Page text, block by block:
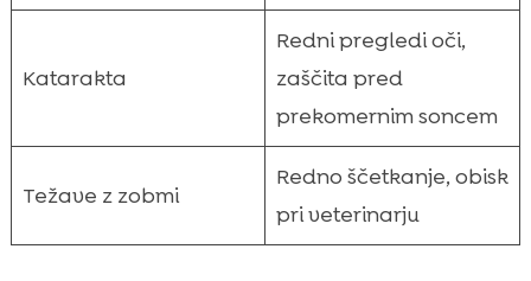
Katarakta
Redni pregledi oči,
zaščita pred
prekomernim soncem
Težave z zobmi
Redno ščetkanje, obisk
pri veterinarju